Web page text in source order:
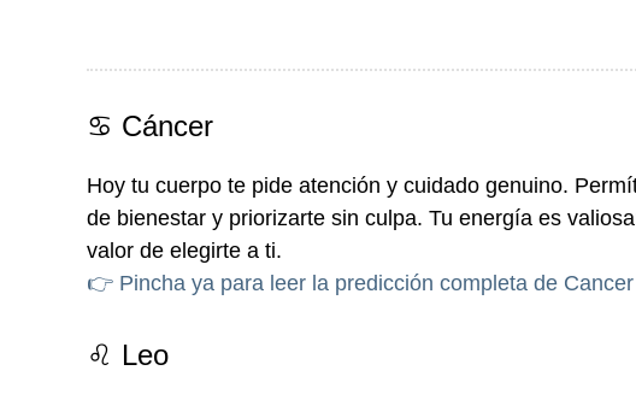
♋ Cáncer
Hoy tu cuerpo te pide atención y cuidado genuino.
de bienestar y priorizarte sin culpa. Tu energía es
valor de elegirte a ti.
👉 Pincha ya para leer la predicción completa de Cancer
♌ Leo